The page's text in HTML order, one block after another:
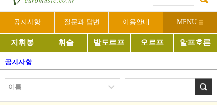
공지사항 질문과 답변 이용안내 MENU
지휘봉 휘슬 발도르프 오르프 알프호른
공지사항